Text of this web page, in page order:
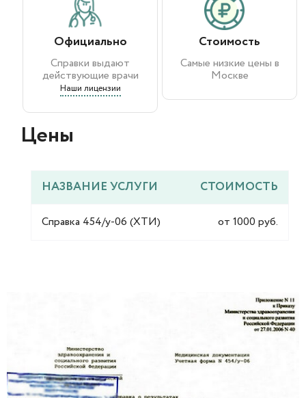
Официально
Справки выдают
действующие врачи
Наши лицензии
Стоимость
Самые низкие цены в
Москве
Цены​
НАЗВАНИЕ УСЛУГИ СТОИМОСТЬ
Справка 454/у-06 (ХТИ) от 1000 руб.